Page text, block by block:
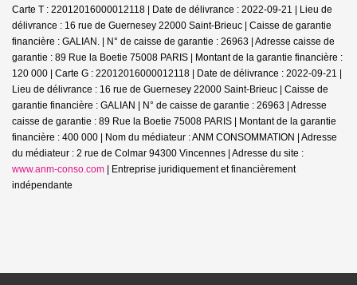
Carte T : 22012016000012118 | Date de délivrance : 2022-09-21 | Lieu de
délivrance : 16 rue de Guernesey 22000 Saint-Brieuc | Caisse de garantie
financière : GALIAN. | N° de caisse de garantie : 26963 | Adresse caisse de
garantie : 89 Rue la Boetie 75008 PARIS | Montant de la garantie financière :
120 000 | Carte G : 22012016000012118 | Date de délivrance : 2022-09-21 |
Lieu de délivrance : 16 rue de Guernesey 22000 Saint-Brieuc | Caisse de
garantie financière : GALIAN | N° de caisse de garantie : 26963 | Adresse
caisse de garantie : 89 Rue la Boetie 75008 PARIS | Montant de la garantie
financière : 400 000 | Nom du médiateur : ANM CONSOMMATION | Adresse
du médiateur : 2 rue de Colmar 94300 Vincennes | Adresse du site :
www.anm-conso.com | Entreprise juridiquement et financièrement
indépendante